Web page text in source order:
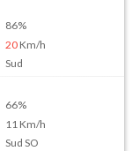
86%
20Km/h
Sud
66%
11 Km/h
Sud SO